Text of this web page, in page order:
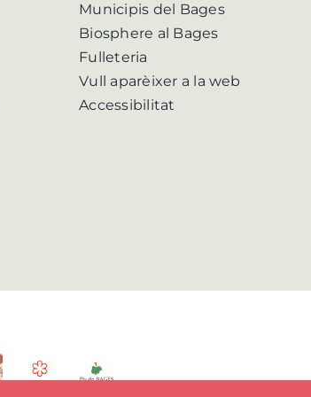
Municipis del Bages
Biosphere al Bages
Fulleteria
Vull aparèixer a la web
Accessibilitat